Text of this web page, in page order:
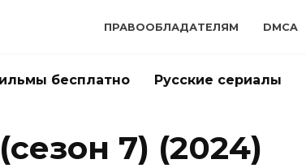
ПРАВООБЛАДАТЕЛЯМ DMCA
бесплатно Русские сериалы
7) (2024)